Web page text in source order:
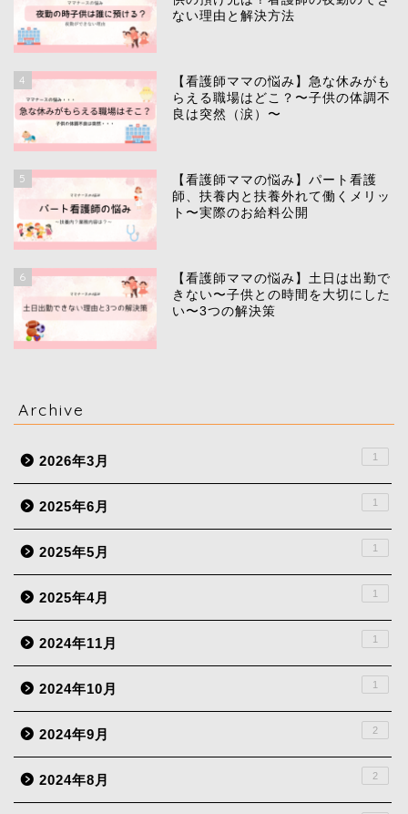
ない理由と解決方法
4
【看護師ママの悩み】急な休みがも
らえる職場はどこ？〜子供の体調不
良は突然（涙）〜
5
【看護師ママの悩み】パート看護
師、扶養内と扶養外れて働くメリッ
ト〜実際のお給料公開
6
【看護師ママの悩み】土日は出勤で
きない〜子供との時間を大切にした
い〜3つの解決策
Archive
2026年3月 1
2025年6月 1
2025年5月 1
2025年4月 1
2024年11月 1
2024年10月 1
2024年9月 2
2024年8月 2